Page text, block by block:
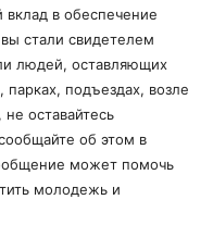
в обеспечение
стали свидетелем
людей, оставляющих
подъездах, возле
оставайтесь
об этом в
может помочь
молодежь и